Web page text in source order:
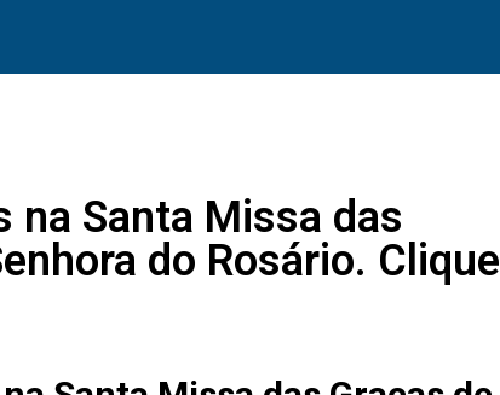
na Santa Missa das
do Rosário. Clique